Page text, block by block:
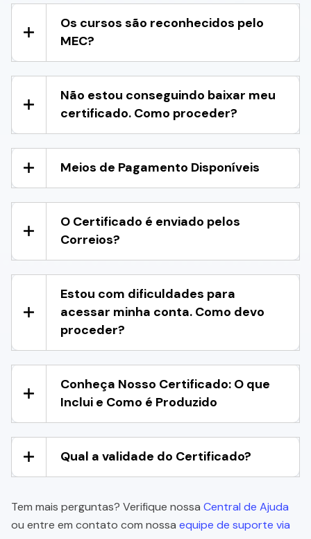
Os cursos são reconhecidos pelo
MEC?
Não estou conseguindo baixar meu
certificado. Como proceder?
Meios de Pagamento Disponíveis
O Certificado é enviado pelos
Correios?
Estou com dificuldades para
acessar minha conta. Como devo
proceder?
Conheça Nosso Certificado: O que
Inclui e Como é Produzido
Qual a validade do Certificado?
Tem mais perguntas? Verifique nossa Central de Ajuda
ou entre em contato com nossa equipe de suporte via